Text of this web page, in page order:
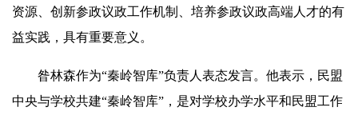
资源、创新参政议政工作机制、培养参政议政高端人才的有
益实践，具有重要意义。
昝林森作为“秦岭智库”负责人表态发言。他表示，民盟
中央与学校共建“秦岭智库”，是对学校办学水平和民盟工作